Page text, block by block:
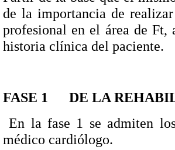
de la importancia de
profesional en el área de Ft,
historia clínica del paciente.
FASE 1
DE LA
En la fase 1 se admiten
médico cardiólogo.